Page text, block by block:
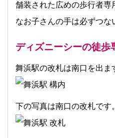
舗装された広めの歩行者専
なお子さんの手は必ずつな
ディズニーシーの徒歩
舞浜駅の改札は南口を出ま
下の写真は南口の改札です。